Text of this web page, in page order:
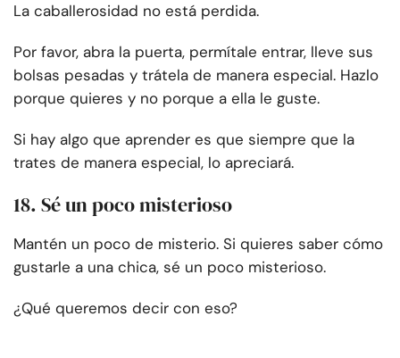
La caballerosidad no está perdida.
Por favor, abra la puerta, permítale entrar, lleve sus
bolsas pesadas y trátela de manera especial. Hazlo
porque quieres y no porque a ella le guste.
Si hay algo que aprender es que siempre que la
trates de manera especial, lo apreciará.
18. Sé un poco misterioso
Mantén un poco de misterio. Si quieres saber cómo
gustarle a una chica, sé un poco misterioso.
¿Qué queremos decir con eso?